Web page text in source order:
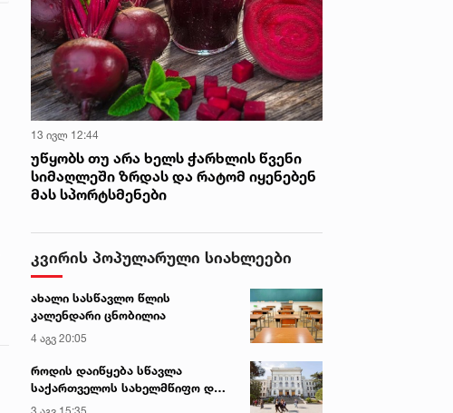
13 ივლ 12:44
უწყობს თუ არა ხელს ჭარხლის წვენი
სიმაღლეში ზრდას და რატომ იყენებენ
მას სპორტსმენები
კვირის პოპულარული სიახლეები
ახალი სასწავლო წლის
კალენდარი ცნობილია
4 აგვ 20:05
როდის დაიწყება სწავლა
საქართველოს სახელმწიფო და
კერძო უნივერსიტეტებში